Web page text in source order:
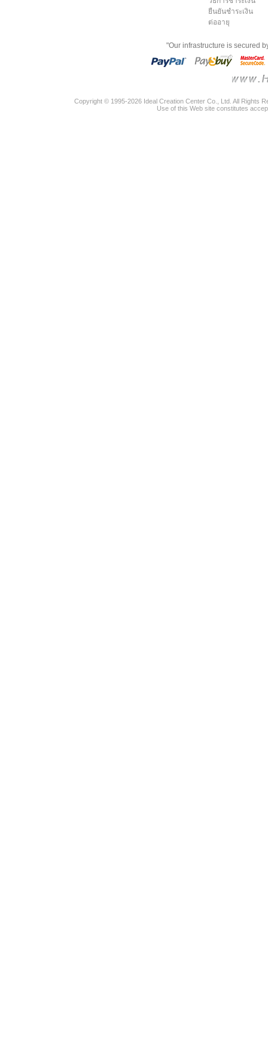
ยืนยันชำระเงิน
ต่ออายุ
"Our infrastructure is secured
Copyright © 1995-2026 Ideal Creation Center Co., Ltd. All Rights
Use of this Web site constitutes